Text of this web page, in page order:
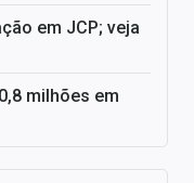
em JCP; veja
milhões em